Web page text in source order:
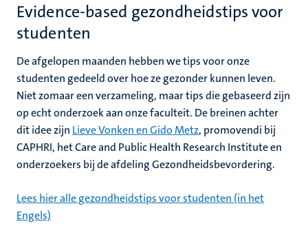
Evidence-based gezondheidstips voor
studenten
De afgelopen maanden hebben we tips voor onze
studenten gedeeld over hoe ze gezonder kunnen leven.
Niet zomaar een verzameling, maar tips die gebaseerd zijn
op echt onderzoek aan onze faculteit. De breinen achter
dit idee zijn Lieve Vonken en Gido Metz, promovendi bij
CAPHRI, het Care and Public Health Research Institute en
onderzoekers bij de afdeling Gezondheidsbevordering.
Lees hier alle gezondheidstips voor studenten (in het
Engels)